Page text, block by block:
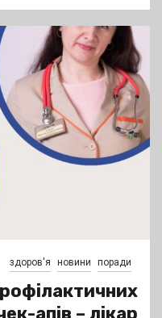
здоров'я новини поради